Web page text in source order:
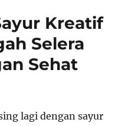
Kreatif
Selera
Sehat
lagi dengan sayur